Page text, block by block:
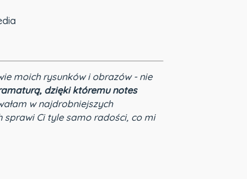
moich rysunków i obrazów - nie
dzięki któremu notes
w najdrobniejszych
sprawi Ci tyle samo radości, co mi